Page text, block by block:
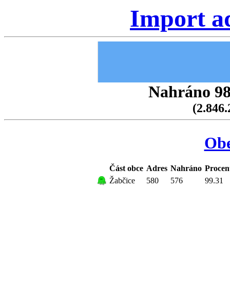
Import
Nahráno
Část obce Adres Nahráno
Žabčice
580 576 99.31